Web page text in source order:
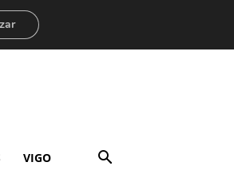
VIGO